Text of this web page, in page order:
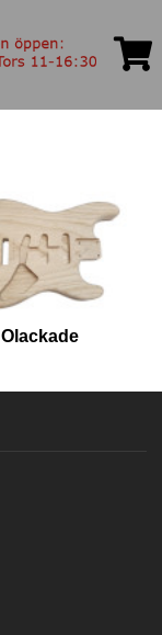
Olackade